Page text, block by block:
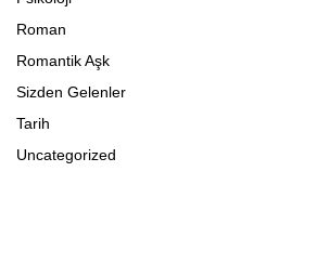
Roman
Romantik Aşk
Sizden Gelenler
Tarih
Uncategorized